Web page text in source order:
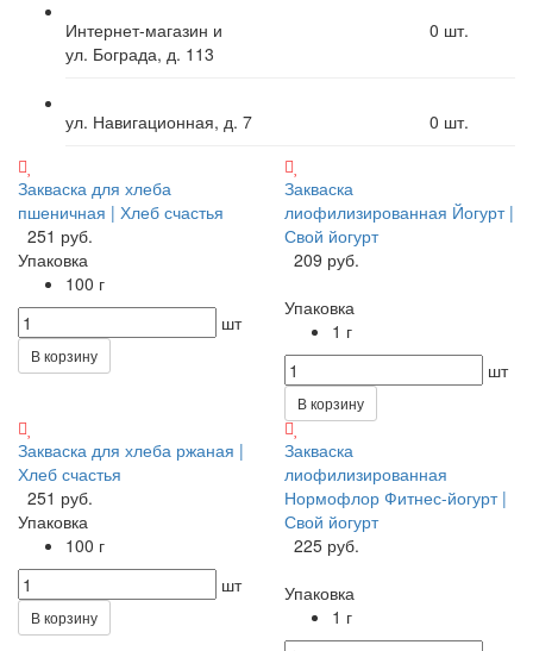
Интернет-магазин и
ул. Бограда, д. 113
0 шт.
ул. Навигационная, д. 7 0 шт.
Закваска для хлеба
пшеничная | Хлеб счастья
251 руб.
Упаковка
100 г
шт
В корзину
Закваска
лиофилизированная Йогурт |
Свой йогурт
209 руб.
Упаковка
1 г
шт
В корзину
Закваска для хлеба ржаная |
Хлеб счастья
251 руб.
Упаковка
100 г
шт
В корзину
Закваска
лиофилизированная
Нормофлор Фитнес-йогурт |
Свой йогурт
225 руб.
Упаковка
1 г